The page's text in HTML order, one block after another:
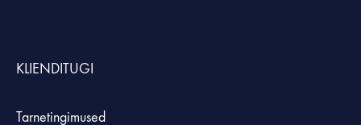
KLIENDITUGI
Tarnetingimused